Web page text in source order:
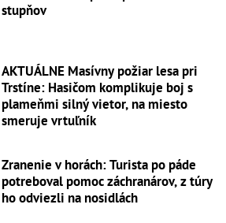
stupňov
AKTUÁLNE Masívny požiar lesa pri
Trstíne: Hasičom komplikuje boj s
plameňmi silný vietor, na miesto
smeruje vrtuľník
Zranenie v horách: Turista po páde
potreboval pomoc záchranárov, z túry
ho odviezli na nosidlách